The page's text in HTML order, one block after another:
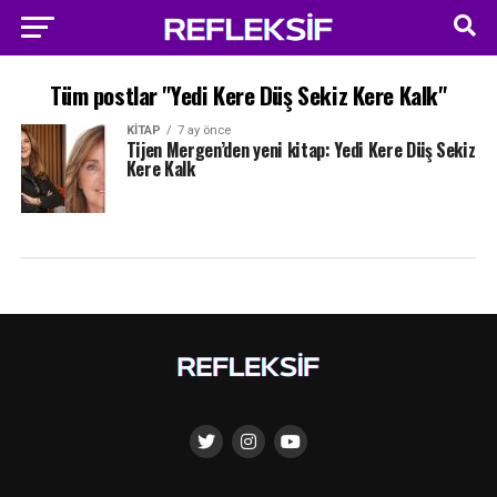
Tüm postlar "Yedi Kere Düş Sekiz Kere Kalk"
KITAP 7 ay önce
Tijen Mergen’den yeni kitap: Yedi Kere Düş Sekiz
Kere Kalk